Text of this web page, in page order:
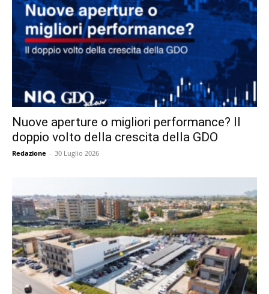
Nuove aperture o migliori performance? Il
doppio volto della crescita della GDO
Redazione - 30 Luglio 2026